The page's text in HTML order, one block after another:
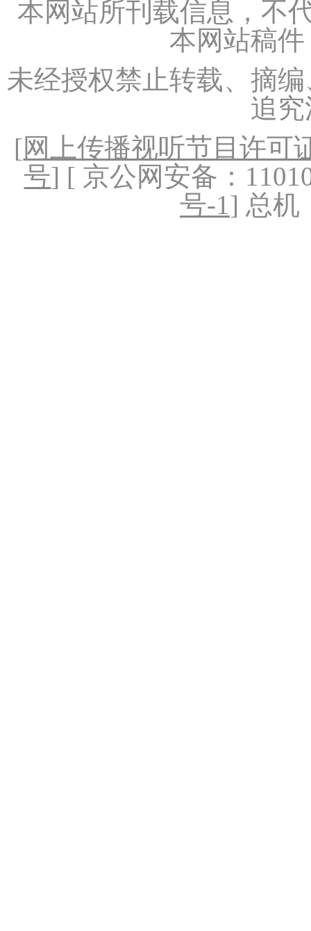
本网站所刊载信息，不
本网站稿
未经授权禁止转载、摘
追
[网上传播视听节目许可
号] [ 京公网安备：
号-1] 总机